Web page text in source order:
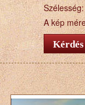
Szélesség:
A kép